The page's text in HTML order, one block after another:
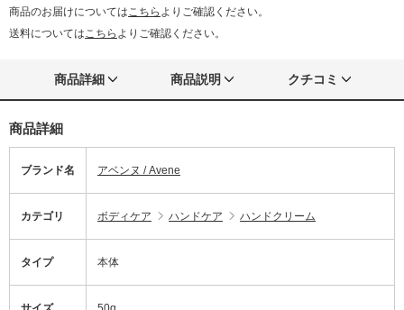
商品のお届けについてはこちら よりご確認ください。
送料についてはこちら よりご確認ください。
商品詳細 商品説明 クチコミ
商品詳細
ブランド名 アベンヌ / Avene
カテゴリ ボディケア ハンドケア ハンドクリーム
タイプ 本体